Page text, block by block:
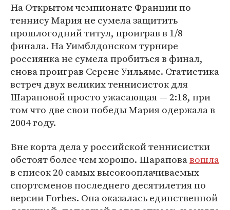
На Открытом чемпионате Франции по
теннису Мария не сумела защитить
прошлогодний титул, проиграв в 1/8
финала. На Уимблдонcком турнире
россиянка не сумела пробиться в финал,
снова проиграв Серене Уильямс. Статистика
встреч двух великих теннисисток для
Шараповой просто ужасающая — 2:18, при
том что две свои победы Мария одержала в
2004 году.
Вне корта дела у российской теннисистки
обстоят более чем хорошо. Шараповавошла
в список 20 самых высокооплачиваемых
спортсменов последнего десятилетия по
версии Forbes. Она оказалась единственной